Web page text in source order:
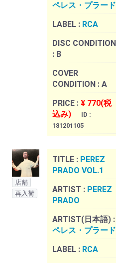
ペレス・プラード
LABEL : RCA
DISC CONDITION
: B
COVER
CONDITION : A
PRICE : ¥ 770(税
込み)
ID :
181201105
店舗
再入荷
TITLE : PEREZ
PRADO VOL.1
ARTIST : PEREZ
PRADO
ARTIST(日本語) :
ペレス・プラード
LABEL : RCA